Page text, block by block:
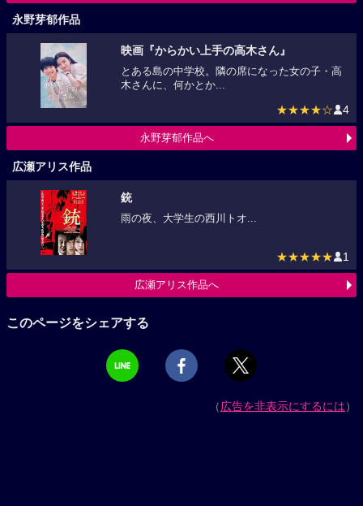
永野芽郁作品
映画『からかい上手の高木さん』
とある島の中学校。隣の席になった女の子・高
木さんに、何かとか...
★★★★☆ 4
永野芽郁作品へ
広瀬アリス作品
銃
雨の夜、大学生の西川トオ...
★★★★★ 1
広瀬アリス作品へ
このページをシェアする
（広告を非表示にするには）